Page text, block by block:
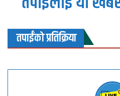
तपाईंको प्रतिक्रिया